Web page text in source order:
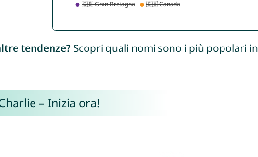
tendenze? Scopri quali nomi sono i più popolari in
– Inizia ora!